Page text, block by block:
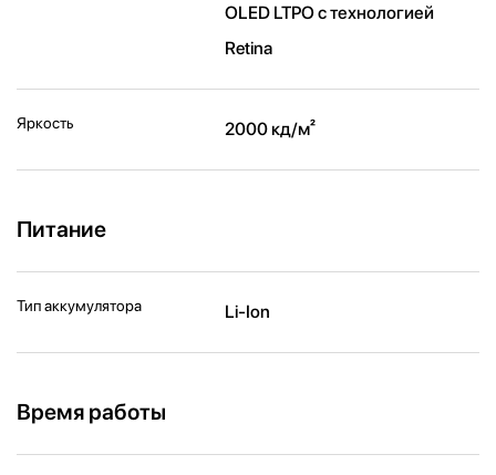
OLED LTPO с технологией
Retina
Яркость 2000 кд/ м²
Питание
Тип аккумулятора Li-Ion
Время работы